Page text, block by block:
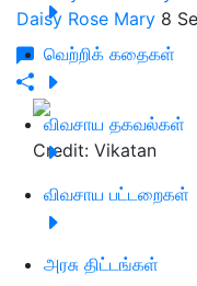
வெற்றிக் கதைகள்
விவசாய தகவல்கள்
விவசாய பட்டறைகள்
அரசு திட்டங்கள்
Daisy Rose Mary 8
Credit: Vikatan